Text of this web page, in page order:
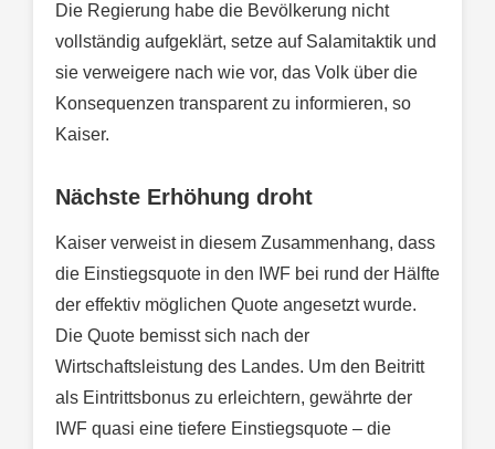
Die Regierung habe die Bevölkerung nicht
vollständig aufgeklärt, setze auf Salamitaktik und
sie verweigere nach wie vor, das Volk über die
Konsequenzen transparent zu informieren, so
Kaiser.
Nächste Erhöhung droht
Kaiser verweist in diesem Zusammenhang, dass
die Einstiegsquote in den IWF bei rund der Hälfte
der effektiv möglichen Quote angesetzt wurde.
Die Quote bemisst sich nach der
Wirtschaftsleistung des Landes. Um den Beitritt
als Eintrittsbonus zu erleichtern, gewährte der
IWF quasi eine tiefere Einstiegsquote – die